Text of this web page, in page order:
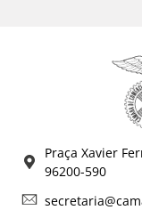
Praça Xavier
96200-590